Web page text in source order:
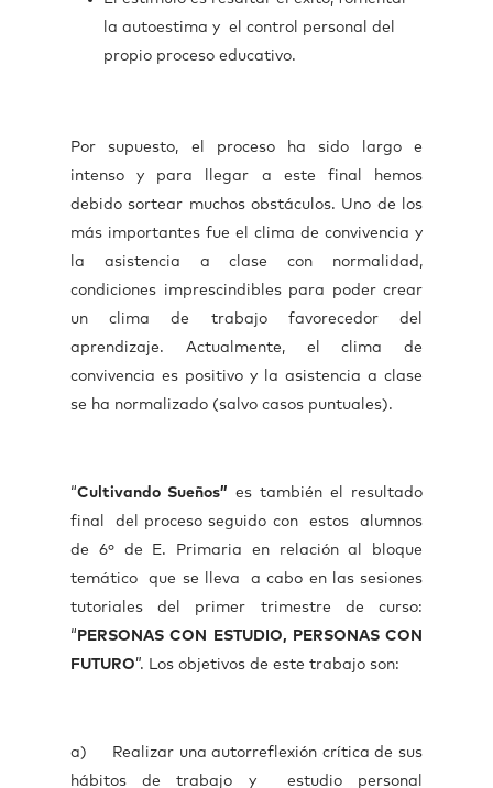
la autoestima y el control personal del
propio proceso educativo.
Por supuesto, el proceso ha sido largo e
intenso y para llegar a este final hemos
debido sortear muchos obstáculos. Uno de los
más importantes fue el clima de convivencia y
la asistencia a clase con normalidad,
condiciones imprescindibles para poder crear
un clima de trabajo favorecedor del
aprendizaje. Actualmente, el clima de
convivencia es positivo y la asistencia a clase
se ha normalizado (salvo casos puntuales).
“Cultivando Sueños” es también el resultado
final del proceso seguido con estos alumnos
de 6º de E. Primaria en relación al bloque
temático que se lleva a cabo en las sesiones
tutoriales del primer trimestre de curso:
“ PERSONAS CON ESTUDIO, PERSONAS CON
FUTURO”. Los objetivos de este trabajo son:
a) Realizar una autorreflexión crítica de sus
hábitos de trabajo y estudio personal